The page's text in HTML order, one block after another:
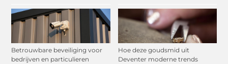
Betrouwbare beveiliging voor
bedrijven en particulieren
Hoe deze goudsmid uit
Deventer moderne trends